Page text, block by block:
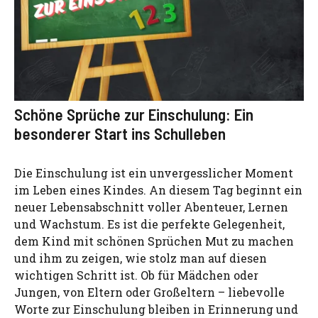
Schöne Sprüche zur Einschulung: Ein
besonderer Start ins Schulleben
Die Einschulung ist ein unvergesslicher Moment
im Leben eines Kindes. An diesem Tag beginnt ein
neuer Lebensabschnitt voller Abenteuer, Lernen
und Wachstum. Es ist die perfekte Gelegenheit,
dem Kind mit schönen Sprüchen Mut zu machen
und ihm zu zeigen, wie stolz man auf diesen
wichtigen Schritt ist. Ob für Mädchen oder
Jungen, von Eltern oder Großeltern – liebevolle
Worte zur Einschulung bleiben in Erinnerung und